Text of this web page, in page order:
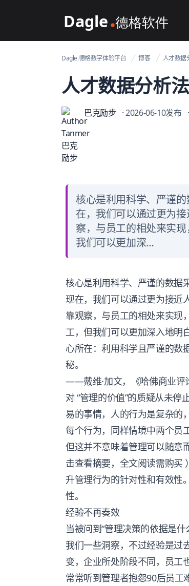
Dagle@数字体验管理
Dagle.德格数字体验平台 博客 人才数据
人才数据分析
巴克励步 · 2026-06-10发布
核心是利用科学、严谨
在，我们可以通过更为
察，与员工的相处来实
我们可以更加深…
核心是利用科学、严谨的数据
现在，我们可以通过更为接近
靠观察，与员工的相处来实现
工，但我们可以更加深入地明
心所在：利用科学且严谨的数
秘。
——戴维·加文，《哈佛商业评
对 “管理的价值”的质疑从未
易的事情，人的行为是复杂的
每个行为，同样情境中两个员
但这并不意味着管理可以随意
击查看摘要，全文阅读需购买
升管理行为的针对性和有效性
性。
经验不再奏效
当被问到“管理决策的依据是
我们一些洞察，不过经验是过
变，企业所处阶段不同，员工
常常听到管理者抱怨90后员工